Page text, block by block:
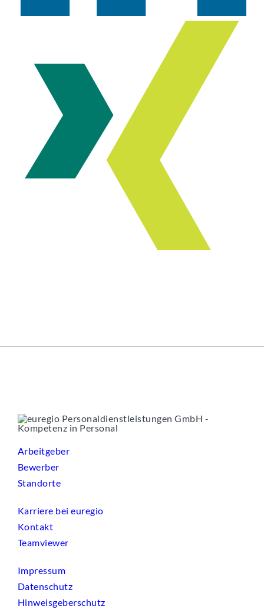
Arbeitgeber
Bewerber
Standorte
Karriere bei euregio
Kontakt
Teamviewer
Impressum
Datenschutz
Hinweisgeberschutz